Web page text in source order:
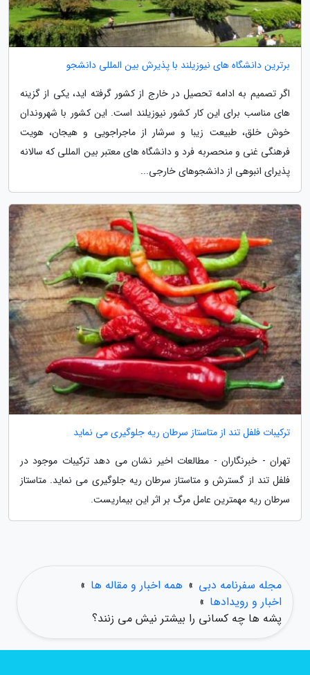
برترین دانشگاه های نیوزیلند با پذیرش بین المللی دانشجو
اگر تصمیم به ادامه تحصیل در خارج از کشور گرفته اید، یکی از گزینه
های مناسب برای این کار کشور نیوزیلند است. این کشور با شهروندان
خوش خلق، طبیعت زیبا و سرشار از ماجراجویی و هیجان، هویت
فرهنگی غنی و منحصربه فرد و دانشگاه های معتبر بین المللی که سالانه
پذیرای انبوهی از دانشجوهای خارجی...
ترکیبات فلفل تند از متاستاز سرطان ریه جلوگیری می نماید
تهران - خبرنگاران - مطالعات اخیر نشان می دهد ترکیبات موجود در
فلفل تند از گسترش و متاستاز سرطان ریه جلوگیری می نماید. متاستاز
سرطان ریه مهمترین عامل مرگ بر اثر این بیماریست.
مجله سفرنامه دبی » همه اخبار و مقاله ها »
اخبار و رویدادها »
پشه ها چه کسانی را بیشتر نیش می زنند؟